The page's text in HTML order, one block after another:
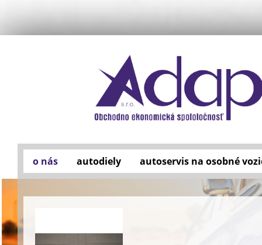
o nás autodiely autoservis na osobné